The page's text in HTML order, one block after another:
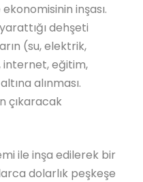
inşası.
dehşeti
(su, elektrik,
internet, eğitim,
alınması.
çıkaracak
ile inşa edilerek bir
dolarlık peşkeşe